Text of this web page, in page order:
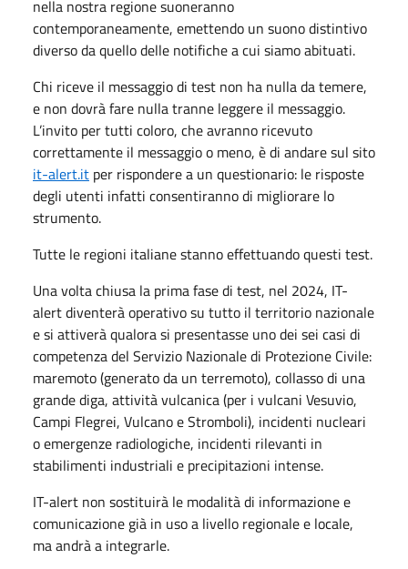
nella nostra regione suoneranno
contemporaneamente, emettendo un suono distintivo
diverso da quello delle notifiche a cui siamo abituati.
Chi riceve il messaggio di test non ha nulla da temere,
e non dovrà fare nulla tranne leggere il messaggio.
L’invito per tutti coloro, che avranno ricevuto
correttamente il messaggio o meno, è di andare sul sito
it-alert.it per rispondere a un questionario: le risposte
degli utenti infatti consentiranno di migliorare lo
strumento.
Tutte le regioni italiane stanno effettuando questi test.
Una volta chiusa la prima fase di test, nel 2024, IT-
alert diventerà operativo su tutto il territorio nazionale
e si attiverà qualora si presentasse uno dei sei casi di
competenza del Servizio Nazionale di Protezione Civile:
maremoto (generato da un terremoto), collasso di una
grande diga, attività vulcanica (per i vulcani Vesuvio,
Campi Flegrei, Vulcano e Stromboli), incidenti nucleari
o emergenze radiologiche, incidenti rilevanti in
stabilimenti industriali e precipitazioni intense.
IT-alert non sostituirà le modalità di informazione e
comunicazione già in uso a livello regionale e locale,
ma andrà a integrarle.